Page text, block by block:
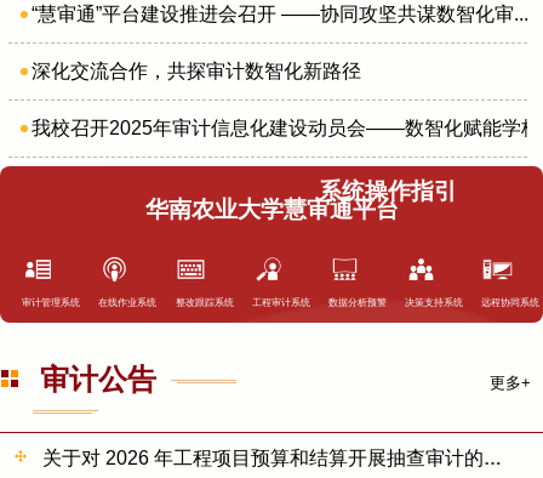
“慧审通”平台建设推进会召开 ——协同攻坚共谋数智化审...
深化交流合作，共探审计数智化新路径
我校召开2025年审计信息化建设动员会——数智化赋能学校
华南农业大学慧审通平台
系统操作指引
审计管理系统 在线作业系统 整改跟踪系统 工程审计系统 数据分析预警 决策支持系统 远程协同系统
审计公告 更多+
关于对 2026 年工程项目预算和结算开展抽查审计的公示